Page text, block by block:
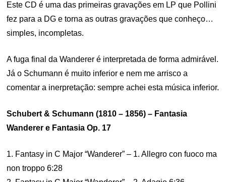
Este CD é uma das primeiras gravações em LP que Pollini
fez para a DG e torna as outras gravações que conheço…
simples, incompletas.
A fuga final da Wanderer é interpretada de forma admirável.
Já o Schumann é muito inferior e nem me arrisco a
comentar a inerpretação: sempre achei esta música inferior.
Schubert & Schumann (1810 – 1856) – Fantasia
Wanderer e Fantasia Op. 17
1. Fantasy in C Major “Wanderer” – 1. Allegro con fuoco ma
non troppo 6:28